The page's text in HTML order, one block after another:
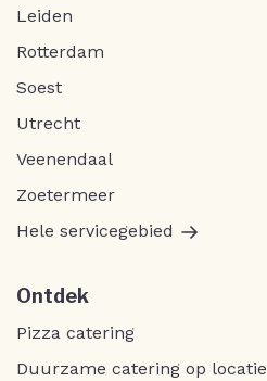
Leiden
Rotterdam
Soest
Utrecht
Veenendaal
Zoetermeer
Hele servicegebied
Ontdek
Pizza catering
Duurzame catering op locatie